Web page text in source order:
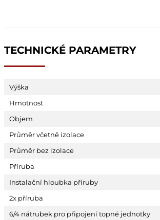
TECHNICKÉ PARAMETRY
Výška
Hmotnost
Objem
Průměr včetně izolace
Průměr bez izolace
Příruba
Instalační hloubka příruby
2x příruba
6/4 nátrubek pro připojení topné jednotky